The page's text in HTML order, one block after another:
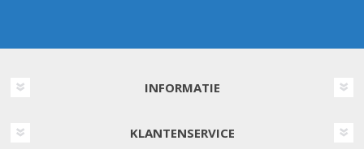
INFORMATIE
KLANTENSERVICE